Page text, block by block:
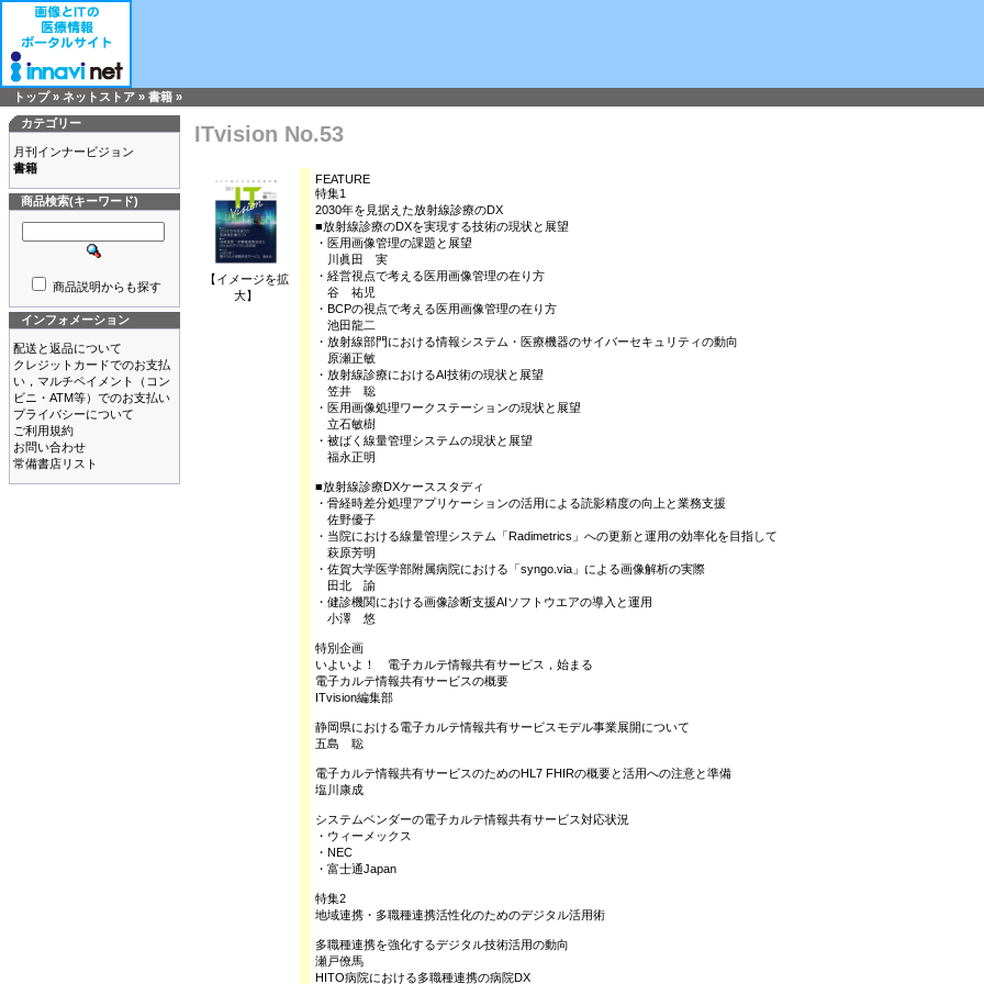
トップ» ネットストア » 書籍 »
カテゴリー
月刊インナービジョン
書籍
商品検索(キーワード)
商品説明からも探す
インフォメーション
配送と返品について
クレジットカードでのお支払
い，マルチペイメント（コン
ビニ・ATM等）でのお支払い
プライバシーについて
ご利用規約
お問い合わせ
常備書店リスト
ITvision No.53
【イメージを拡
大】
FEATURE
特集1
2030年を見据えた放射線診療のDX
■放射線診療のDXを実現する技術の現状と展望
・医用画像管理の課題と展望
川眞田 実
・経営視点で考える医用画像管理の在り方
谷 祐児
・BCPの視点で考える医用画像管理の在り方
池田龍二
・放射線部門における情報システム・医療機器のサイバーセキュリティの動向
原瀬正敏
・放射線診療におけるAI技術の現状と展望
笠井 聡
・医用画像処理ワークステーションの現状と展望
立石敏樹
・被ばく線量管理システムの現状と展望
福永正明
■放射線診療DXケーススタディ
・骨経時差分処理アプリケーションの活用による読影精度の向上と業務支援
佐野優子
・当院における線量管理システム「Radimetrics」への更新と運用の効率化を目指して
萩原芳明
・佐賀大学医学部附属病院における「syngo.via」による画像解析の実際
田北 諭
・健診機関における画像診断支援AIソフトウエアの導入と運用
小澤 悠
特別企画
いよいよ！ 電子カルテ情報共有サービス，始まる
電子カルテ情報共有サービスの概要
ITvision編集部
静岡県における電子カルテ情報共有サービスモデル事業展開について
五島 聡
電子カルテ情報共有サービスのためのHL7 FHIRの概要と活用への注意と準備
塩川康成
システムベンダーの電子カルテ情報共有サービス対応状況
・ウィーメックス
・NEC
・富士通Japan
特集2
地域連携・多職種連携活性化のためのデジタル活用術
多職種連携を強化するデジタル技術活用の動向
瀬戸僚馬
HITO病院における多職種連携の病院DX